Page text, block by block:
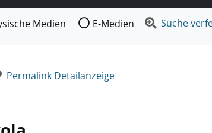
nach der Sie suchen wollen.
Medien E-Medien Suche
Permalink Detailanzeige